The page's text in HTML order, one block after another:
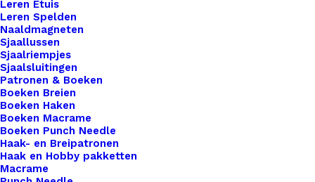
Leren Etuis
Leren Spelden
Naaldmagneten
Sjaallussen
Sjaalriempjes
Sjaalsluitingen
Patronen & Boeken
Boeken Breien
Boeken Haken
Boeken Macrame
Boeken Punch Needle
Haak- en Breipatronen
Haak en Hobby pakketten
Macrame
Onze producten worden met zorg en precisie
vervaardigd met behulp van moderne 3D-print
technologie. Dit stelt ons in staat om unieke
ontwerpen te creëren met oog voor detail,
kwaliteit en functionaliteit. Elk item wordt laag
voor laag opgebouwd, wat zorgt voor een
bijzonder en eigentijds karakter dat je niet snel
ergens anders vindt.